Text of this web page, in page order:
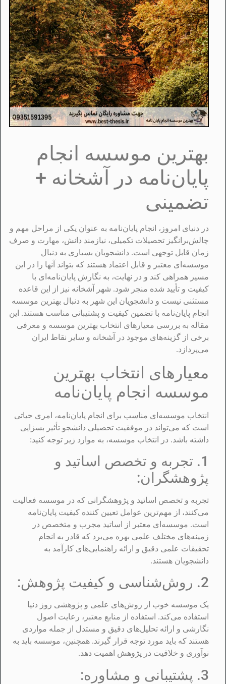
بهترین موسسه انجام
پایان‌نامه در آشخانه +
تضمینی
در دنیای امروز، انجام پایان‌نامه به عنوان یکی از مراحل مهم و
چالش‌برانگیز تحصیلات تکمیلی، نیازمند دانش، مهارت و صرف
زمان قابل توجهی است. دانشجویان بسیاری به دنبال
موسسه‌ای معتبر و قابل اعتماد هستند که بتواند آنها را در این
مسیر همراهی کند و در نهایت، به نگارش پایان‌نامه‌ای با
کیفیت و تأیید شده منجر شود. شهر آشخانه نیز از این قاعده
مستثنی نیست و دانشجویان این شهر به دنبال بهترین موسسه
انجام پایان‌نامه با تضمین کیفیت و پشتیبانی مناسب هستند. این
مقاله به بررسی معیارهای انتخاب بهترین موسسه و معرفی
برخی از گزینه‌های موجود در آشخانه و سایر نقاط ایران
می‌پردازد.
معیارهای انتخاب بهترین
موسسه انجام پایان‌نامه
انتخاب موسسه‌ای مناسب برای انجام پایان‌نامه، امری حیاتی
است که می‌تواند در موفقیت تحصیلی دانشجو تأثیر بسزایی
داشته باشد. در انتخاب موسسه، به موارد زیر توجه کنید:
1. تجربه و تخصص اساتید و
پژوهشگران:
تجربه و تخصص اساتید و پژوهشگرانی که در موسسه فعالیت
می‌کنند، از مهم‌ترین عوامل تعیین کننده کیفیت پایان‌نامه
است. موسسه‌ای معتبر از اساتید مجرب و متخصص در
زمینه‌های مختلف علمی بهره می‌برد که قادر به انجام
تحقیقات علمی دقیق و ارائه راهنمایی‌های کارآمد به
دانشجویان هستند.
2. روش‌شناسی و کیفیت پژوهش:
یک موسسه خوب از روش‌های علمی و پژوهشی روز دنیا
استفاده می‌کند. استفاده از منابع معتبر، رعایت اصول
نگارشی و ارائه تحلیل‌های دقیق و مستدل از جمله مواردی
هستند که باید مورد توجه قرار گیرند. همچنین، موسسه باید به
نوآوری و خلاقیت در پژوهش اهمیت دهد.
3. پشتیبانی و مشاوره: